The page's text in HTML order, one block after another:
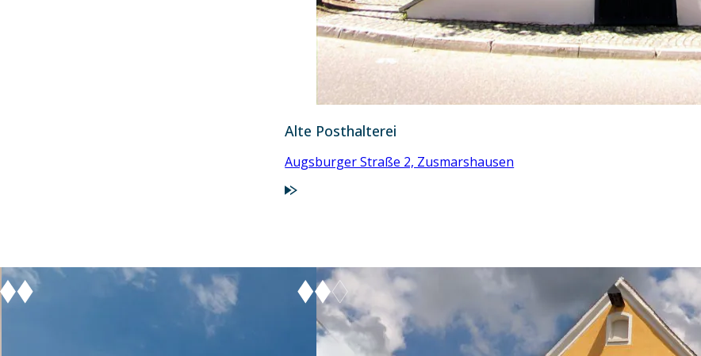
Alte Posthalterei
Augsburger Straße 2, Zusmarshausen